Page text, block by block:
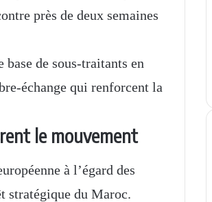
près de deux semaines
de sous-traitants en
échange qui renforcent la
le mouvement
à l’égard des
stratégique du Maroc.